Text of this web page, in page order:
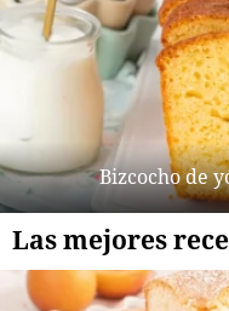
Bizcocho de
Las mejores